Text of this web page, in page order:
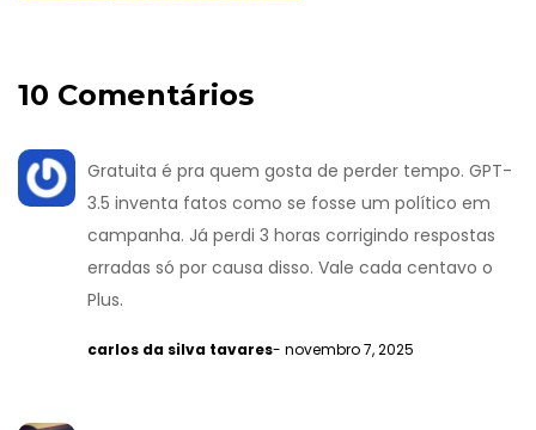
10 Comentários
Gratuita é pra quem gosta de perder tempo. GPT-
3.5 inventa fatos como se fosse um político em
campanha. Já perdi 3 horas corrigindo respostas
erradas só por causa disso. Vale cada centavo o
Plus.
carlos da silva tavares- novembro 7, 2025